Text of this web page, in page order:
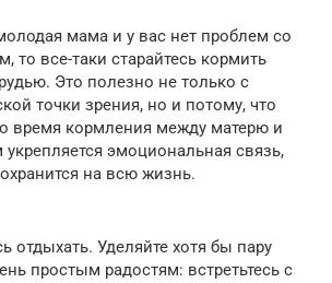
мама и у вас нет проблем со
то все-таки старайтесь кормить
Это полезно не только с
точки зрения, но и потому, что
время кормления между матерю и
эмоциональная связь,
на всю жизнь.
отдыхать. Уделяйте хотя бы пару
простым радостям: встретьтесь с